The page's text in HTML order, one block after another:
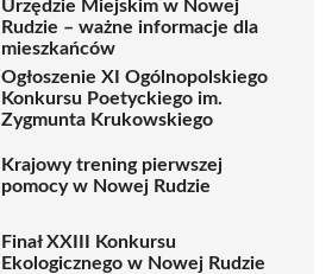
Urzędzie Miejskim w Nowej
Rudzie – ważne informacje dla
mieszkańców
Ogłoszenie XI Ogólnopolskiego
Konkursu Poetyckiego im.
Zygmunta Krukowskiego
Krajowy trening pierwszej
pomocy w Nowej Rudzie
Finał XXIII Konkursu
Ekologicznego w Nowej Rudzie